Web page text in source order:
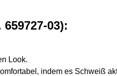
03):
Look.
indem es Schweiß